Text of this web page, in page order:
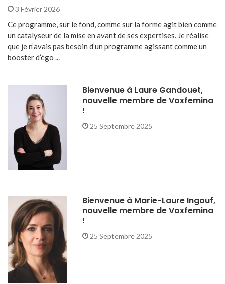
3 Février 2026
Ce programme, sur le fond, comme sur la forme agit bien comme
un catalyseur de la mise en avant de ses expertises. Je réalise
que je n’avais pas besoin d’un programme agissant comme un
booster d’égo ...
Bienvenue à Laure Gandouet,
nouvelle membre de Voxfemina
!
25 Septembre 2025
Bienvenue à Marie-Laure Ingouf,
nouvelle membre de Voxfemina
!
25 Septembre 2025